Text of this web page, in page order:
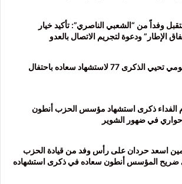
وفداً من “الشعبي الناصري”: تأكيد خيار
الإطار” ودعوة لتجريم الاتصال بالعدو
منفذية عكار في القومي تحيي الذكرى 77 لاستشهاد سعاده باحتفال
الفداء ذكرى استشهاد مؤسس الحزب أنطون
في ضهور الشوير
اسعد حردان على رأس وفد من قيادة الحزب
ضريح المؤسس أنطون سعاده في ذكرى استشهاده